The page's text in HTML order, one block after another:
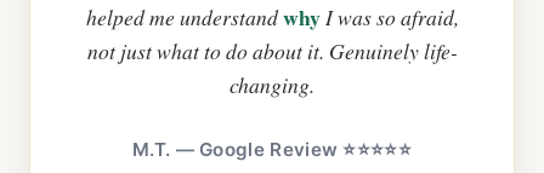
helped me understandwhyI was so afraid,
not just what to do about it. Genuinely life-
changing.
M.T. — Google Review ⭐⭐⭐⭐⭐